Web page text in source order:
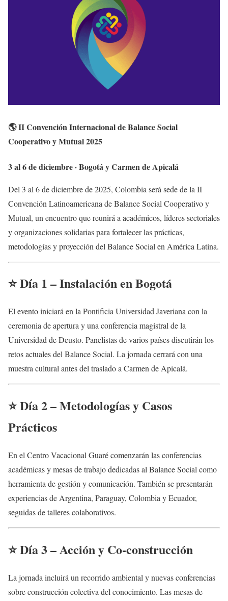
🌎II Convención Internacional de Balance Social
Cooperativo y Mutual 2025
3 al 6 de diciembre · Bogotá y Carmen de Apicalá
Del 3 al 6 de diciembre de 2025, Colombia será sede de la II
Convención Latinoamericana de Balance Social Cooperativo y
Mutual, un encuentro que reunirá a académicos, líderes sectoriales
y organizaciones solidarias para fortalecer las prácticas,
metodologías y proyección del Balance Social en América Latina.
⭐Día 1 – Instalación en Bogotá
El evento iniciará en la Pontificia Universidad Javeriana con la
ceremonia de apertura y una conferencia magistral de la
Universidad de Deusto. Panelistas de varios países discutirán los
retos actuales del Balance Social. La jornada cerrará con una
muestra cultural antes del traslado a Carmen de Apicalá.
⭐Día 2 – Metodologías y Casos
Prácticos
En el Centro Vacacional Guaré comenzarán las conferencias
académicas y mesas de trabajo dedicadas al Balance Social como
herramienta de gestión y comunicación. También se presentarán
experiencias de Argentina, Paraguay, Colombia y Ecuador,
seguidas de talleres colaborativos.
⭐Día 3 – Acción y Co-construcción
La jornada incluirá un recorrido ambiental y nuevas conferencias
sobre construcción colectiva del conocimiento. Las mesas de